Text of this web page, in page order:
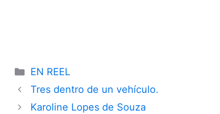
Categories
EN REEL
Tres dentro de un vehículo.
Karoline Lopes de Souza